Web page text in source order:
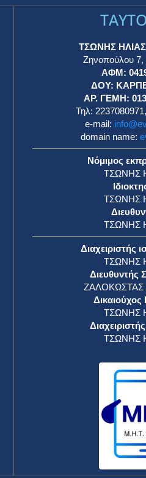
ΤΣΩΝΗΣ
Ζηνοπούλου 7,
ΑΦΜ:
ΔΟΥ:
ΑΡ. ΓΕΜΗ:
Τηλ:
e-mail:
domain name:
Νόμιμος
ΤΣΩΝΗΣ
ΤΣΩΝΗΣ
ΤΣΩΝΗΣ
Διαχειριστής
ΤΣΩΝΗΣ
Διευθυντής
ΖΑΛΟΚΩΣΤΑΣ
Δικαιούχος
ΤΣΩΝΗΣ
ΤΣΩΝΗΣ